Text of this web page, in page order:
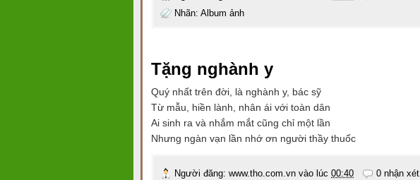
Nhãn: Album ảnh
Tặng nghành y
Quý nhất trên đời, là nghành y, bác sỹ
Từ mẫu, hiền lành, nhân ái với toàn dân
Ai sinh ra và nhắm mắt cũng chỉ một lần
Nhưng ngàn vạn lần nhớ ơn người thầy thuốc
Người đăng: www.tho.com.vn vào lúc 00:40 0 nhận xét